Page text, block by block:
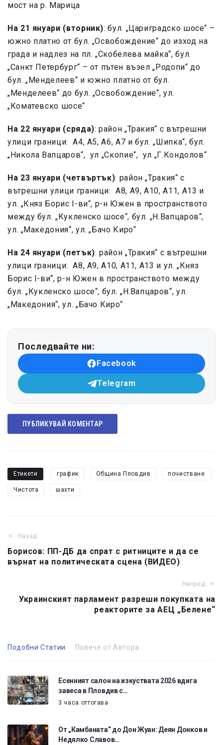
мост на р. Марица
На 21 януари (вторник): бул. „Цариградско шосе“ –
южно платно от бул. „Освобождение“ до изход на
града и надлез на пл. „Скобелева майка“, бул.
„Санкт Петербург“ – от пътен възел „Родопи“ до
бул. „Менделеев“ и южно платно от бул.
„Менделеев“ до бул. „Освобождение“, ул.
„Коматевско шосе“
На 22 януари (сряда): район „Тракия“ с вътрешни
улици граници: А4, А5, А6, А7 и бул. „Шипка“, бул.
„Никола Вапцаров“, ул „Скопие“, ул „Г.Кондолов“
На 23 януари (четвъртък): район „Тракия“ с
вътрешни улици граници: А8, А9, А10, А11, А13 и
ул. „Княз Борис I-ви“, р-н Южен в пространството
между бул. „Кукленско шосе“, бул. „Н.Вапцаров“,
ул. „Македония“, ул. „Бачо Киро“
На 24 януари (петък): район „Тракия“ с вътрешни
улици граници: А8, А9, А10, А11, А13 и ул. „Княз
Борис I-ви“, р-н Южен в пространството между
бул. „Кукленско шосе“, бул. „Н.Вапцаров“, ул.
„Македония“, ул. „Бачо Киро“
Последвайте ни:
Facebook
Telegram
ПУБЛИКУВАЙ КОМЕНТАР
Етикети график Община Пловдив почистване
Чистота шахти
Назад
Борисов: ПП-ДБ да спрат с ритниците и да се
върнат на политическата сцена (ВИДЕО)
Напред
Украинският парламент разреши покупката на
реакторите за АЕЦ „Белене“
Подобни Статии Повече от Автора
Есенният салон на изкуствата 2026 вдига
завеса в Пловдив с…
3 часа оттогава
От „Камбаната“ до Дон Жуан: Деян Донков и
Недялко Славов…